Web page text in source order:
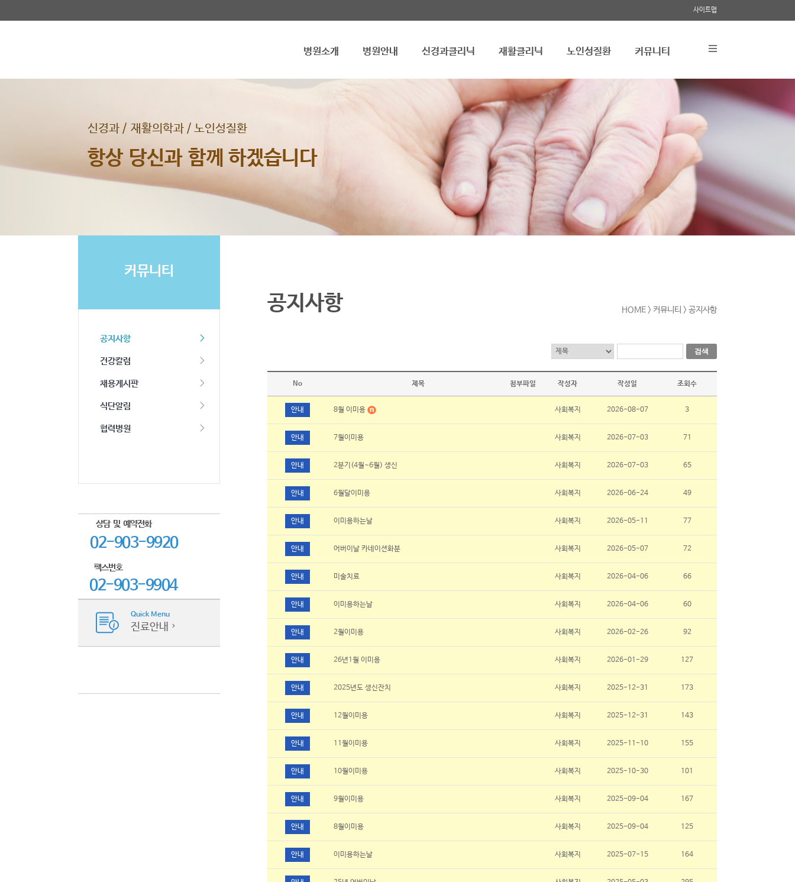
사이트맵
병원소개 병원안내 신경과클리닉 재활클리닉 노인성질환 커뮤니티
신경과 / 재활의학과 / 노인성질환
항상 당신과 함께 하겠습니다
커뮤니티
공지사항
건강칼럼
채용게시판
식단알림
협력병원
상담 및 예약전화
02-903-9920
팩스번호
02-903-9904
Quick Menu
진료안내
공지사항 HOME > 커뮤니티 > 공지사항
검색
No 제목 첨부파일 작성자 작성일 조회수
안내 8월 이미용 사회복지 2026-08-07 3
안내 7월이미용 사회복지 2026-07-03 71
안내 2분기(4월~6월) 생신 사회복지 2026-07-03 65
안내 6월달이미용 사회복지 2026-06-24 49
안내 이미용하는날 사회복지 2026-05-11 77
안내 어버이날 카네이션화분 사회복지 2026-05-07 72
안내 미술치료 사회복지 2026-04-06 66
안내 이미용하는날 사회복지 2026-04-06 60
안내 2월이미용 사회복지 2026-02-26 92
안내 26년1월 이미용 사회복지 2026-01-29 127
안내 2025년도 생신잔치 사회복지 2025-12-31 173
안내 12월이미용 사회복지 2025-12-31 143
안내 11월이미용 사회복지 2025-11-10 155
안내 10월이미용 사회복지 2025-10-30 101
안내 9월이미용 사회복지 2025-09-04 167
안내 8월이미용 사회복지 2025-09-04 125
안내 이미용하는날 사회복지 2025-07-15 164